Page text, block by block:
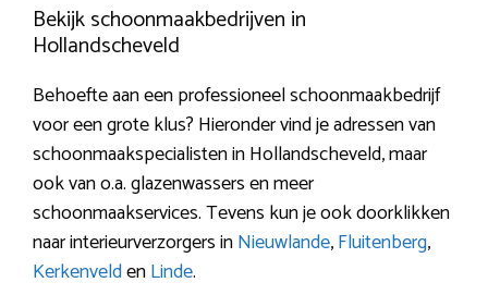
Bekijk schoonmaakbedrijven in
Hollandscheveld
Behoefte aan een professioneel schoonmaakbedrijf
voor een grote klus? Hieronder vind je adressen van
schoonmaakspecialisten in Hollandscheveld, maar
ook van o.a. glazenwassers en meer
schoonmaakservices. Tevens kun je ook doorklikken
naar interieurverzorgers inNieuwlande,Fluitenberg,
KerkenveldenLinde.